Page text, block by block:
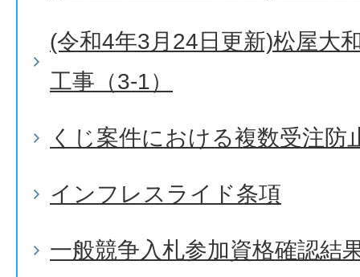
(令和4年3月24日更新)松屋大
工事（3-1）
くじ案件における複数受注防
インフレスライド条項
一般競争入札参加資格確認結